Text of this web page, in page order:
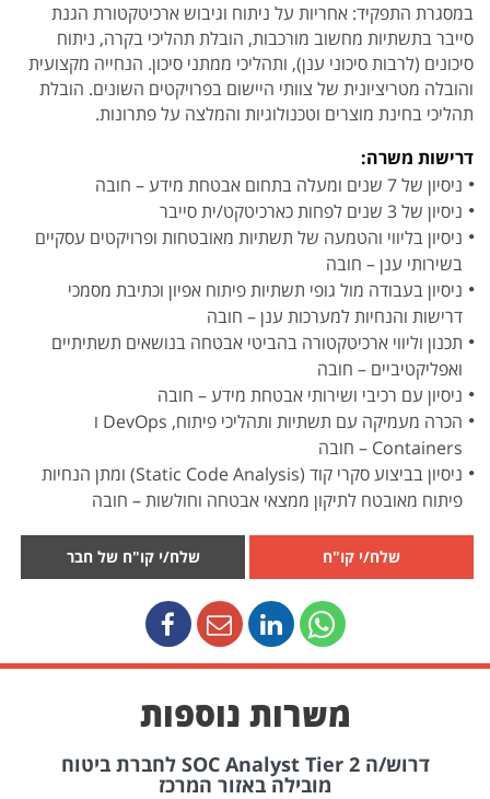
במסגרת התפקיד: אחריות על ניתוח וגיבוש ארכיטקטורת הגנת
סייבר בתשתיות מחשוב מורכבות, הובלת תהליכי בקרה, ניתוח
סיכונים (לרבות סיכוני ענן), ותהליכי ממתני סיכון. הנחייה מקצועית
והובלה מטריציונית של צוותי היישום בפרויקטים השונים. הובלת
תהליכי בחינת מוצרים וטכנולוגיות והמלצה על פתרונות.
דרישות משרה:
ניסיון של 7 שנים ומעלה בתחום אבטחת מידע – חובה
ניסיון של 3 שנים לפחות כארכיטקט/ית סייבר
ניסיון בליווי והטמעה של תשתיות מאובטחות ופרויקטים עסקיים
בשירותי ענן – חובה
ניסיון בעבודה מול גופי תשתיות פיתוח אפיון וכתיבת מסמכי
דרישות והנחיות למערכות ענן – חובה
תכנון וליווי ארכיטקטורה בהביטי אבטחה בנושאים תשתיתיים
ואפליקטיביים – חובה
ניסיון עם רכיבי ושירותי אבטחת מידע – חובה
הכרה מעמיקה עם תשתיות ותהליכי פיתוח, DevOps ו
Containers – חובה
ניסיון בביצוע סקרי קוד (Static Code Analysis) ומתן הנחיות
פיתוח מאובטח לתיקון ממצאי אבטחה וחולשות – חובה
שלח/י קו"ח שלח/י קו"ח של חבר
משרות נוספות
דרוש/ה SOC Analyst Tier 2 לחברת ביטוח
מובילה באזור המרכז